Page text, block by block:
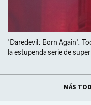
'Daredevil: Born Again'.
la estupenda serie de
MÁS